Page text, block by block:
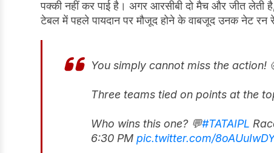
पक्की नहीं कर पाई है। अगर आरसीबी दो मैच और जीत
टेबल में पहले पायदान पर मौजूद होने के वाबजूद उनक नेट रन
You simply cannot miss the action!
Three teams tied on points at the
Who wins this one? 💬#TATAIPL
6:30 PM pic.twitter.com/